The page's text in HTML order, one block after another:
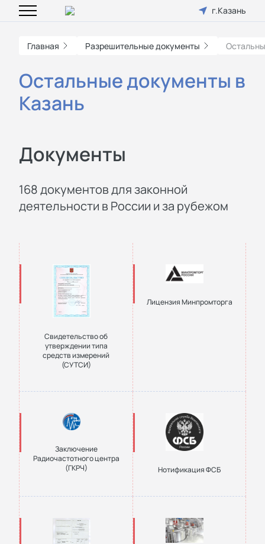
г.Казань
Главная Разрешительные документы
Остальные документы в
Казань
Документы
168 документов для законной
деятельности в России и за рубежом
Свидетельство об
утверждении типа
средств измерений
(СУТСИ)
Лицензия Минпромторга
Заключение
Радиочастотного центра
(ГКРЧ)
Нотификация ФСБ